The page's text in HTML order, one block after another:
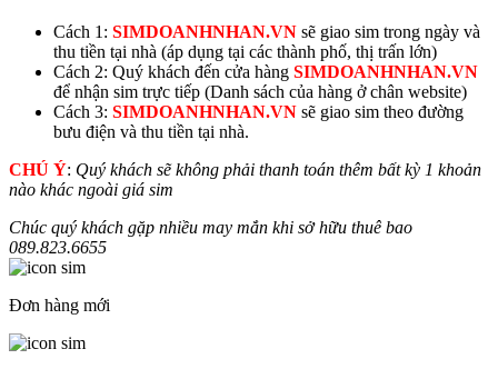
Cách 1: SIMDOANHNHAN.VN sẽ giao sim trong ngày và
thu tiền tại nhà (áp dụng tại các thành phố, thị trấn lớn)
Cách 2: Quý khách đến cửa hàng SIMDOANHNHAN.VN
để nhận sim trực tiếp (Danh sách của hàng ở chân website)
Cách 3: SIMDOANHNHAN.VN sẽ giao sim theo đường
bưu điện và thu tiền tại nhà.
CHÚ Ý: Quý khách sẽ không phải thanh toán thêm bất kỳ 1 khoản
nào khác ngoài giá sim
Chúc quý khách gặp nhiều may mắn khi sở hữu thuê bao
089.823.6655
Đơn hàng mới